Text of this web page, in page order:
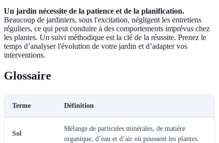
Un jardin nécessite de la patience et de la planification.
Beaucoup de jardiniers, sous l'excitation, négligent les entretiens
réguliers, ce qui peut conduire à des comportements imprévus chez
les plantes. Un suivi méthodique est la clé de la réussite. Prenez le
temps d’analyser l'évolution de votre jardin et d’adapter vos
interventions.
Glossaire
Terme Définition
Sol
Mélange de particules minérales, de matière
organique, d’eau et d’air où poussent les plantes.